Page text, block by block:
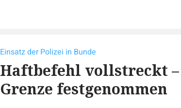
Einsatz der Polizei in Bunde
Haftbefehl vollstreckt –
Grenze festgenommen